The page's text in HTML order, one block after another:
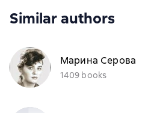
Similar authors
Марина Серова
1409 books